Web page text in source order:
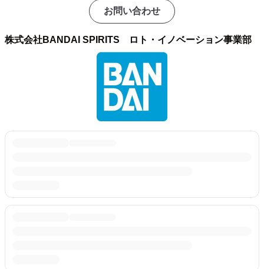
お問い合わせ
株式会社BANDAI SPIRITS ロト・イノベーション事業部